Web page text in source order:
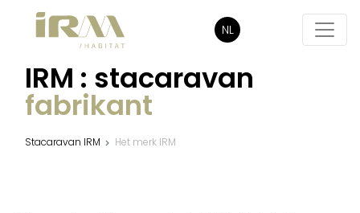
NL
IRM : stacaravan
fabrikant
Stacaravan IRM Het merk IRM